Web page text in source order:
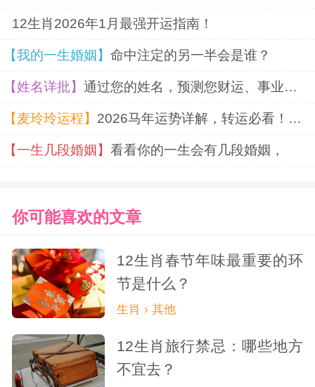
12生肖2026年1月最强开运指南！
【我的一生婚姻】命中注定的另一半会是谁？
【姓名详批】通过您的姓名，预测您财运、事业、婚姻
【麦玲玲运程】 2026马年运势详解，转运必看！超准！
【一生几段婚姻】看看你的一生会有几段婚姻，
你可能喜欢的文章
12生肖春节年味最重要的环
节是什么？
生肖 › 其他
12生肖旅行禁忌：哪些地方
不宜去？